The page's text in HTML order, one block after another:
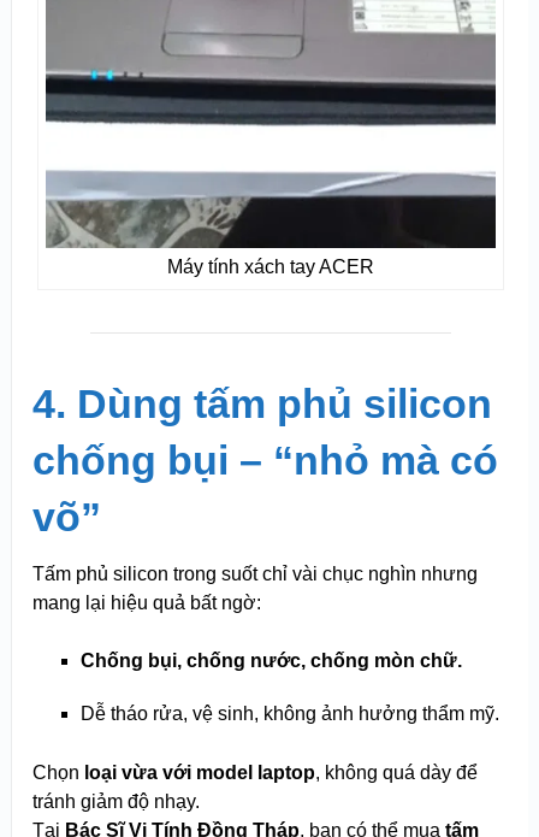
Máy tính xách tay ACER
4. Dùng tấm phủ silicon
chống bụi – “nhỏ mà có
võ”
Tấm phủ silicon trong suốt chỉ vài chục nghìn nhưng
mang lại hiệu quả bất ngờ:
Chống bụi, chống nước, chống mòn chữ.
Dễ tháo rửa, vệ sinh, không ảnh hưởng thẩm mỹ.
Chọn loại vừa với model laptop, không quá dày để
tránh giảm độ nhạy.
Tại Bác Sĩ Vi Tính Đồng Tháp, bạn có thể mua tấm